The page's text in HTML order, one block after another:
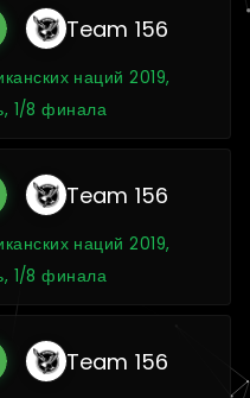
Team 156
наций 2019,
1/8 финала
Team 156
наций 2019,
1/8 финала
Team 156